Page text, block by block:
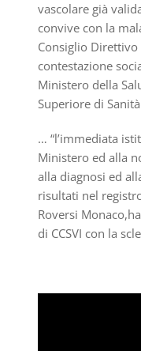
vascolare già
convive con la
Consiglio
contestazione
Ministero della
Superiore di Sanità
… “l’immediata
Ministero ed alla
alla diagnosi ed
risultati nel
Roversi Monaco,ha
di CCSVI con la